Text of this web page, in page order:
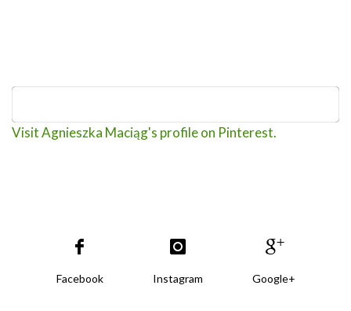
Visit Agnieszka Maciąg's profile on Pinterest.
Facebook Instagram Google+